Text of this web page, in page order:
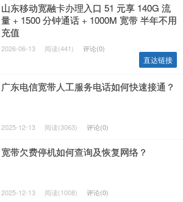
山东移动宽融卡办理入口 51 元享 140G 流
量 + 1500 分钟通话 + 1000M 宽带 半年不用
充值
2026-06-13 阅读(441) 评论(0)
直达链接
广东电信宽带人工服务电话如何快速接通？
2025-12-13 阅读(3063) 评论(0)
宽带欠费停机如何查询及恢复网络？
2025-12-13 阅读(1008) 评论(0)